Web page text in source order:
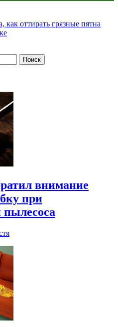
как оттирать грязные пятна
внимание
при
пылесоса